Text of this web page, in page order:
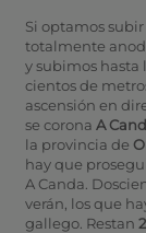
Si optamos
totalmente
y subimos hasta
cientos de
ascensión en
se corona A
la provincia de
hay que
A Canda.
verán, los que
gallego. Restan